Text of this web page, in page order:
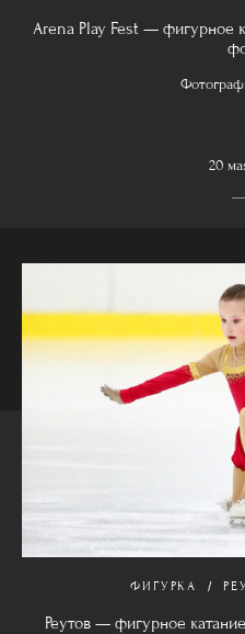
Arena Play Fest — фигурное
20
ФИГУРКА
Реутов — фигурное